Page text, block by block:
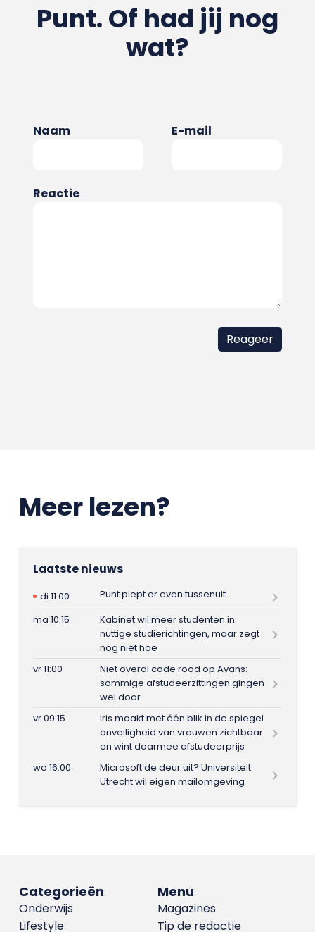
Punt. Of had jij nog
wat?
Naam E-mail
Reactie
Meer lezen?
Laatste nieuws
di 11:00
Punt piept er even tussenuit
ma 10:15
Kabinet wil meer studenten in
nuttige studierichtingen, maar zegt
nog niet hoe
vr 11:00
Niet overal code rood op Avans:
sommige afstudeerzittingen gingen
wel door
vr 09:15
Iris maakt met één blik in de spiegel
onveiligheid van vrouwen zichtbaar
en wint daarmee afstudeerprijs
wo 16:00
Microsoft de deur uit? Universiteit
Utrecht wil eigen mailomgeving
Menu
Magazines
Tip de redactie
Categorieën
Onderwijs
Lifestyle